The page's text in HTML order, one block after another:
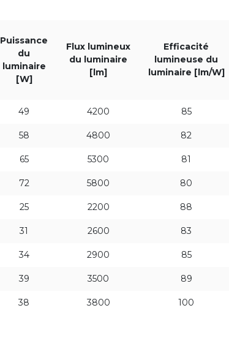
Puissance
du
luminaire
[W]
Flux lumineux
du luminaire
[lm]
Efficacité
lumineuse du
luminaire [lm/W]
49 4200 85
58 4800 82
65 5300 81
72 5800 80
25 2200 88
31 2600 83
34 2900 85
39 3500 89
38 3800 100